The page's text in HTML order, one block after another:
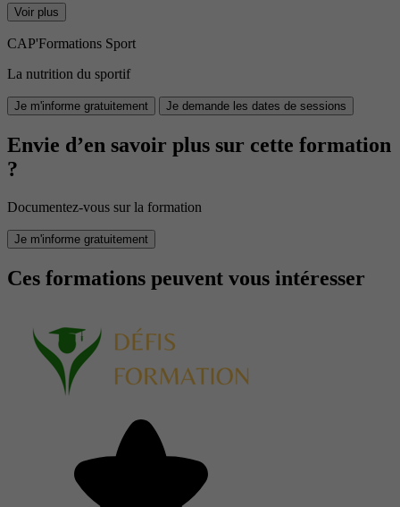
Voir plus
CAP'Formations Sport
La nutrition du sportif
Je m'informe gratuitement Je demande les dates de sessions
Envie d’en savoir plus sur cette formation
?
Documentez-vous sur la formation
Je m'informe gratuitement
Ces formations peuvent vous intéresser